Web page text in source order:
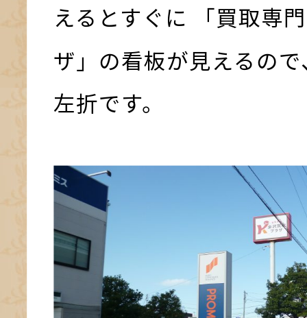
えるとすぐに 「買取専
ザ」の看板が見えるの
左折です。